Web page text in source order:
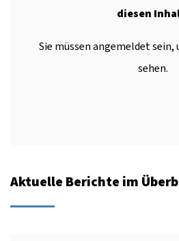
diesen
Sie müssen angemeldet
sehen.
Aktuelle Berichte im